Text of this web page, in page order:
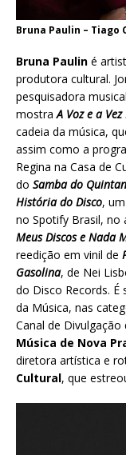
Bruna Paulin – Tiago
Bruna Paulin é
produtora cultural.
pesquisadora
mostraA Voz e a Vez
cadeia da música,
assim como a
Regina na Casa de
do Samba do
História do Disco,
no Spotify Brasil, no
Meus Discos e Nada
reedição em vinil de
Gasolina, de Nei
do Disco Records.
da Música, nas
Canal de
Música de Nova
diretora artística e
Cultural, que